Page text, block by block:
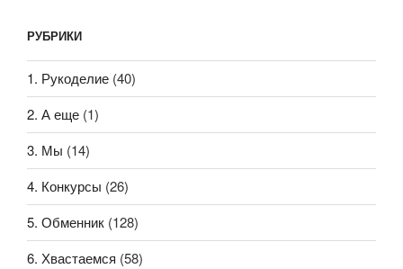
РУБРИКИ
1. Рукоделие (40)
2. А еще (1)
3. Мы (14)
4. Конкурсы (26)
5. Обменник (128)
6. Хвастаемся (58)